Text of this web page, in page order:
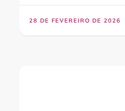
28 DE FEVEREIRO DE 2026